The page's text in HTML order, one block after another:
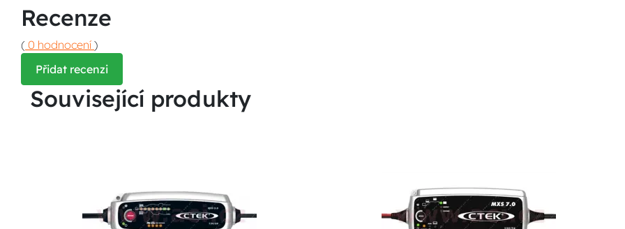
Recenze
( 0 hodnocení )
Přidat recenzi
Související produkty